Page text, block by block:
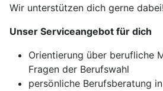
Wir unterstützen dich gerne dabei!
Unser Serviceangebot für dich
Orientierung über berufliche
Fragen der Berufswahl
persönliche Berufsberatung